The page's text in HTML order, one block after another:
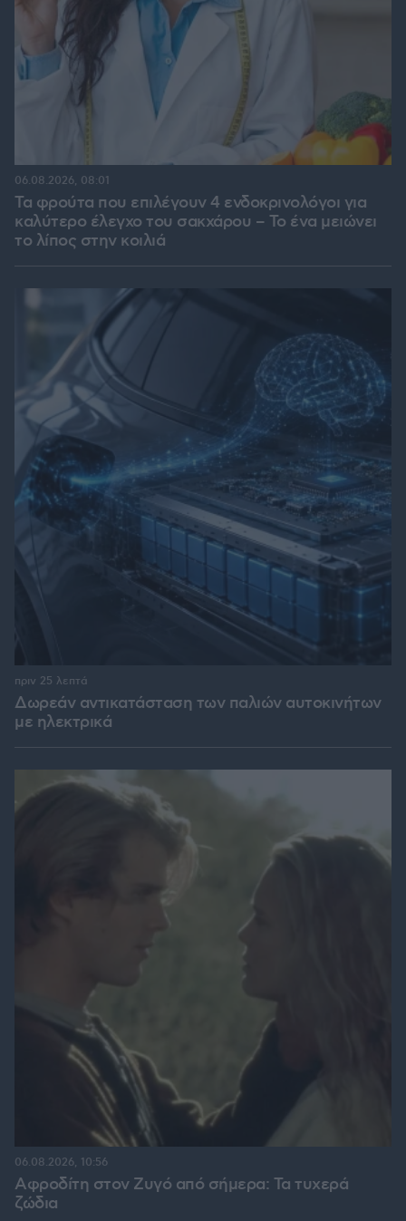
Τα φρούτα που επιλέγουν 4 ενδοκρινολόγοι για
καλύτερο έλεγχο του σακχάρου – Το ένα μειώνει
το λίπος στην κοιλιά
06.08.2026, 08:01
Δωρεάν αντικατάσταση των παλιών αυτοκινήτων
με ηλεκτρικά
πριν 25 λεπτά
Αφροδίτη στον Ζυγό από σήμερα: Τα τυχερά
ζώδια
06.08.2026, 10:56